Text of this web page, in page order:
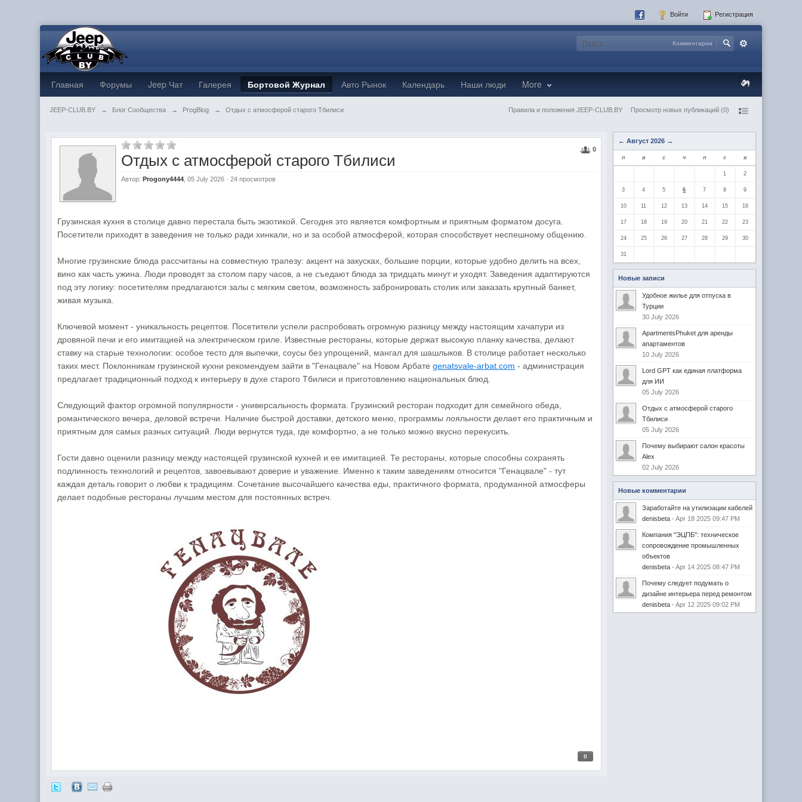
Войти Регистрация
Комментарии
Главная Форумы Jeep Чат Галерея Бортовой Журнал Авто Рынок Календарь Наши люди More
JEEP-CLUB.BY → Блог Сообщества → ProgBlog → Отдых с атмосферой старого Тбилиси Правила и положения JEEP-CLUB.BY Просмотр новых публикаций (0)
0
Отдых с атмосферой старого Тбилиси
Автор:Progony4444 , 05 July 2026 · 24 просмотров
Грузинская кухня в столице давно перестала быть экзотикой. Сегодня это является комфортным и приятным форматом досуга.
Посетители приходят в заведения не только ради хинкали, но и за особой атмосферой, которая способствует неспешному общению.
Многие грузинские блюда рассчитаны на совместную трапезу: акцент на закусках, большие порции, которые удобно делить на всех,
вино как часть ужина. Люди проводят за столом пару часов, а не съедают блюда за тридцать минут и уходят. Заведения адаптируются
под эту логику: посетителям предлагаются залы с мягким светом, возможность забронировать столик или заказать крупный банкет,
живая музыка.
Ключевой момент - уникальность рецептов. Посетители успели распробовать огромную разницу между настоящим хачапури из
дровяной печи и его имитацией на электрическом гриле. Известные рестораны, которые держат высокую планку качества, делают
ставку на старые технологии: особое тесто для выпечки, соусы без упрощений, мангал для шашлыков. В столице работает несколько
таких мест. Поклонникам грузинской кухни рекомендуем зайти в "Генацвале" на Новом Арбатеgenatsvale-arbat.com - администрация
предлагает традиционный подход к интерьеру в духе старого Тбилиси и приготовлению национальных блюд.
Следующий фактор огромной популярности - универсальность формата. Грузинский ресторан подходит для семейного обеда,
романтического вечера, деловой встречи. Наличие быстрой доставки, детского меню, программы лояльности делает его практичным и
приятным для самых разных ситуаций. Люди вернутся туда, где комфортно, а не только можно вкусно перекусить.
Гости давно оценили разницу между настоящей грузинской кухней и ее имитацией. Те рестораны, которые способны сохранять
подлинность технологий и рецептов, завоевывают доверие и уважение. Именно к таким заведениям относится "Генацвале" - тут
каждая деталь говорит о любви к традициям. Сочетание высочайшего качества еды, практичного формата, продуманной атмосферы
делает подобные рестораны лучшим местом для постоянных встреч.
0
← Август 2026 →
п в с ч п с в
1 2
3 4 5 6 7 8 9
10 11 12 13 14 15 16
17 18 19 20 21 22 23
24 25 26 27 28 29 30
31
Новые записи
Удобное жилье для отпуска в
Турции
30 July 2026
ApartmentsPhuket для аренды
апартаментов
10 July 2026
Lord GPT как единая платформа
для ИИ
05 July 2026
Отдых с атмосферой старого
Тбилиси
05 July 2026
Почему выбирают салон красоты
Alex
02 July 2026
Новые комментарии
Заработайте на утилизации кабелей
denisbeta- Apr 18 2025 09:47 PM
Компания "ЭЦПБ": техническое
сопровождение промышленных
объектов
denisbeta- Apr 14 2025 08:47 PM
Почему следует подумать о
дизайне интерьера перед ремонтом
denisbeta- Apr 12 2025 09:02 PM